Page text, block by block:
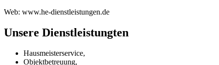
Web: www.he-dienstleistungen.de
Unsere Dienstleistungten
Hausmeisterservice,
Objektbetreuung,